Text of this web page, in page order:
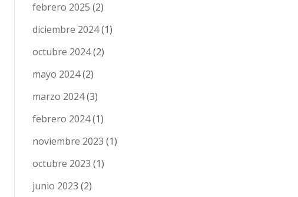
febrero 2025 (2)
diciembre 2024(1)
octubre 2024(2)
mayo 2024(2)
marzo 2024(3)
febrero 2024(1)
noviembre 2023 (1)
octubre 2023 (1)
junio 2023 (2)